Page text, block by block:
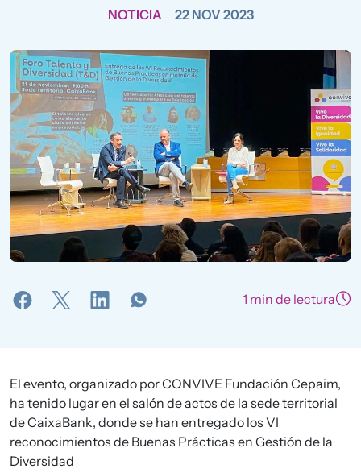
NOTICIA 22 NOV 2023
1 min de lectura
El evento, organizado por CONVIVE Fundación Cepaim,
ha tenido lugar en el salón de actos de la sede territorial
de CaixaBank, donde se han entregado los VI
reconocimientos de Buenas Prácticas en Gestión de la
Diversidad